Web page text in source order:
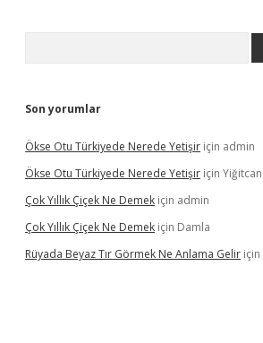
Son yorumlar
Ökse Otu Türkiyede Nerede Yetişir için admin
Ökse Otu Türkiyede Nerede Yetişir için Yiğitcan
Çok Yıllık Çiçek Ne Demek için admin
Çok Yıllık Çiçek Ne Demek için Damla
Rüyada Beyaz Tır Görmek Ne Anlama Gelir için